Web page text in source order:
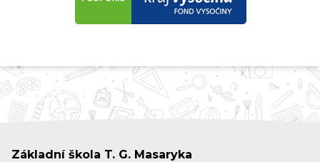
Základní škola T. G. Masaryka